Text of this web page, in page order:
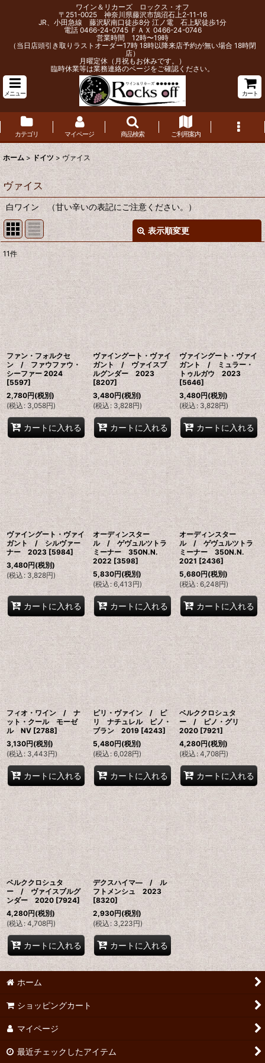
ワイン＆リカーズ ロックス・オフ
〒251-0025 神奈川県藤沢市鵠沼石上2-11-16
JR、小田急線 藤沢駅南口徒歩8分 江ノ電 石上駅徒歩1分
電話 0466-24-0745 ＦＡＸ 0466-24-0746
営業時間 12時〜19時
（当日店頭引き取りラストオーダー17時 18時以降来店予約が無い場合 18時閉
店）
月曜定休（月祝もお休みです。）
臨時休業等は業務連絡のページをご確認ください。
メニュー カート
カテゴリ マイページ 商品検索 ご利用案内
ホーム > ドイツ > ヴァイス
ヴァイス
白ワイン （甘い辛いの表記にご注意ください。）
表示順変更
表示数 :
並び順:
絞り込む
11件
ファン・フォルクセ
ン / ファウファウ・
シーファー 2024
[5597]
2,780円(税別)
(税込 : 3,058円)
カートに入れる
ヴァイングート・ヴァイ
ガント / ヴァイスブ
ルグンダー 2023
[8207]
3,480円(税別)
(税込 : 3,828円)
カートに入れる
ヴァイングート・ヴァイ
ガント / ミュラー・
トゥルガウ 2023
[5646]
3,480円(税別)
(税込: 3,828円)
カートに入れる
ヴァイングート・ヴァイ
ガント / シルヴァー
ナー 2023 [5984]
3,480円(税別)
(税込 : 3,828円)
カートに入れる
オーディンスター
ル / ゲヴュルツトラ
ミーナー 350N.N.
2022 [3598]
5,830円(税別)
(税込: 6,413円)
カートに入れる
オーディンスター
ル / ゲヴュルツトラ
ミーナー 350N.N.
2021 [2436]
5,680円(税別)
(税込 : 6,248円)
カートに入れる
フィオ・ワイン / ナ
ット・クール モーゼ
ル NV [2788]
3,130円(税別)
(税込: 3,443円)
カートに入れる
ピリ・ヴァイン / ピ
リ ナチュレル ピノ・
ブラン 2019 [4243]
5,480円(税別)
(税込 : 6,028円)
カートに入れる
ベルククロシュタ
ー / ピノ・グリ
2020 [7921]
4,280円(税別)
(税込 : 4,708円)
カートに入れる
ベルククロシュタ
ー / ヴァイスブルグ
ンダー 2020 [7924]
4,280円(税別)
(税込: 4,708円)
カートに入れる
デクスハイマ― / ル
フトメンシュ 2023
[8320]
2,930円(税別)
(税込 : 3,223円)
カートに入れる
ホーム
ショッピングカート
マイページ
最近チェックしたアイテム